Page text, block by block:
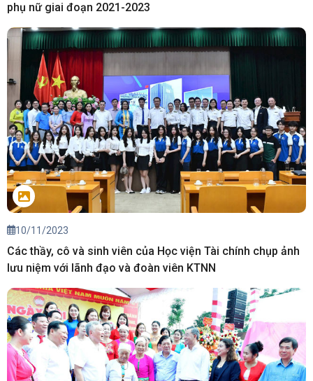
phụ nữ giai đoạn 2021-2023
10/11/2023
Các thầy, cô và sinh viên của Học viện Tài chính chụp ảnh
lưu niệm với lãnh đạo và đoàn viên KTNN